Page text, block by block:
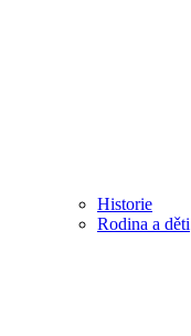
Historie
Rodina a děti